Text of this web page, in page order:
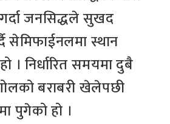
जनसिद्धले सुखद
सेमिफाईनलमा स्थान
। निर्धारित समयमा दुबै
बराबरी खेलेपछी
पुगेको हो ।